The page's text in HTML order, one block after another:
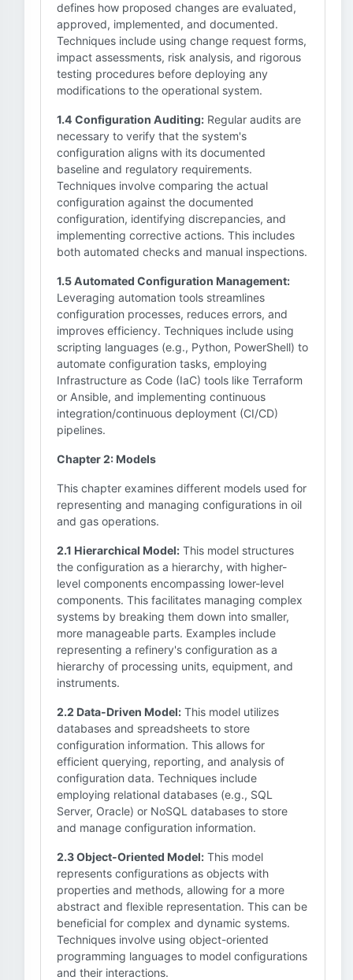
defines how proposed changes are evaluated,
approved, implemented, and documented.
Techniques include using change request forms,
impact assessments, risk analysis, and rigorous
testing procedures before deploying any
modifications to the operational system.
1.4 Configuration Auditing: Regular audits are
necessary to verify that the system's
configuration aligns with its documented
baseline and regulatory requirements.
Techniques involve comparing the actual
configuration against the documented
configuration, identifying discrepancies, and
implementing corrective actions. This includes
both automated checks and manual inspections.
1.5 Automated Configuration Management:
Leveraging automation tools streamlines
configuration processes, reduces errors, and
improves efficiency. Techniques include using
scripting languages (e.g., Python, PowerShell) to
automate configuration tasks, employing
Infrastructure as Code (IaC) tools like Terraform
or Ansible, and implementing continuous
integration/continuous deployment (CI/CD)
pipelines.
Chapter 2: Models
This chapter examines different models used for
representing and managing configurations in oil
and gas operations.
2.1 Hierarchical Model: This model structures
the configuration as a hierarchy, with higher-
level components encompassing lower-level
components. This facilitates managing complex
systems by breaking them down into smaller,
more manageable parts. Examples include
representing a refinery's configuration as a
hierarchy of processing units, equipment, and
instruments.
2.2 Data-Driven Model: This model utilizes
databases and spreadsheets to store
configuration information. This allows for
efficient querying, reporting, and analysis of
configuration data. Techniques include
employing relational databases (e.g., SQL
Server, Oracle) or NoSQL databases to store
and manage configuration information.
2.3 Object-Oriented Model: This model
represents configurations as objects with
properties and methods, allowing for a more
abstract and flexible representation. This can be
beneficial for complex and dynamic systems.
Techniques involve using object-oriented
programming languages to model configurations
and their interactions.